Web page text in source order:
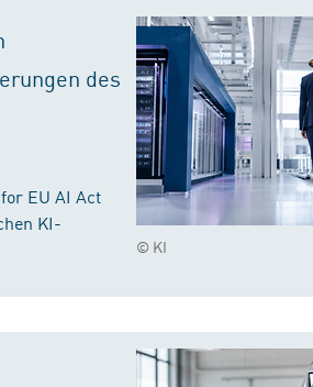
© KI
des
EU AI Act
KI-